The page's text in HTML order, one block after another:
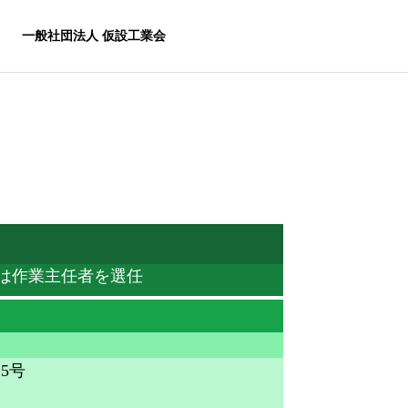
一般社団法人 仮設工業会
ンス教
作業主任者を選任
号